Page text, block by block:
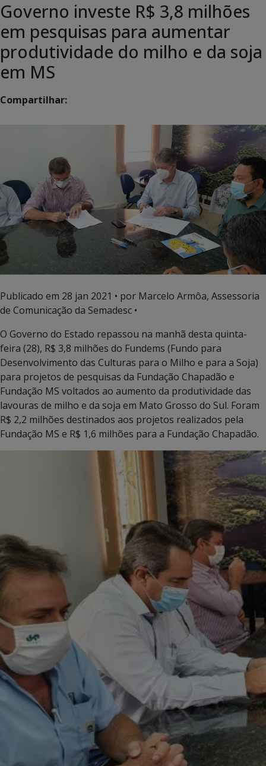
Governo investe R$ 3,8 milhões
em pesquisas para aumentar
produtividade do milho e da soja
em MS
Compartilhar:
Publicado em 28 jan 2021 • por Marcelo Armôa, Assessoria
de Comunicação da Semadesc •
O Governo do Estado repassou na manhã desta quinta-
feira (28), R$ 3,8 milhões do Fundems (Fundo para
Desenvolvimento das Culturas para o Milho e para a Soja)
para projetos de pesquisas da Fundação Chapadão e
Fundação MS voltados ao aumento da produtividade das
lavouras de milho e da soja em Mato Grosso do Sul. Foram
R$ 2,2 milhões destinados aos projetos realizados pela
Fundação MS e R$ 1,6 milhões para a Fundação Chapadão.